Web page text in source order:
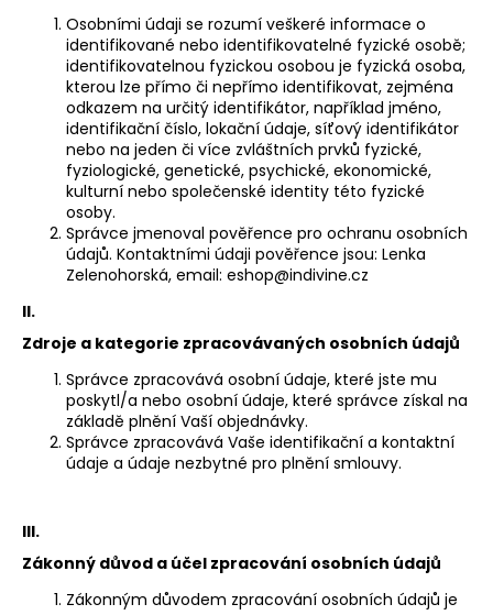
Osobními údaji se rozumí veškeré informace o
identifikované nebo identifikovatelné fyzické osobě;
identifikovatelnou fyzickou osobou je fyzická osoba,
kterou lze přímo či nepřímo identifikovat, zejména
odkazem na určitý identifikátor, například jméno,
identifikační číslo, lokační údaje, síťový identifikátor
nebo na jeden či více zvláštních prvků fyzické,
fyziologické, genetické, psychické, ekonomické,
kulturní nebo společenské identity této fyzické
osoby.
Správce jmenoval pověřence pro ochranu osobních
údajů. Kontaktními údaji pověřence jsou: Lenka
Zelenohorská, email: eshop@indivine.cz
II.
Zdroje a kategorie zpracovávaných osobních údajů
Správce zpracovává osobní údaje, které jste mu
poskytl/a nebo osobní údaje, které správce získal na
základě plnění Vaší objednávky.
Správce zpracovává Vaše identifikační a kontaktní
údaje a údaje nezbytné pro plnění smlouvy.
III.
Zákonný důvod a účel zpracování osobních údajů
Zákonným důvodem zpracování osobních údajů je
HLEDAT
o
r